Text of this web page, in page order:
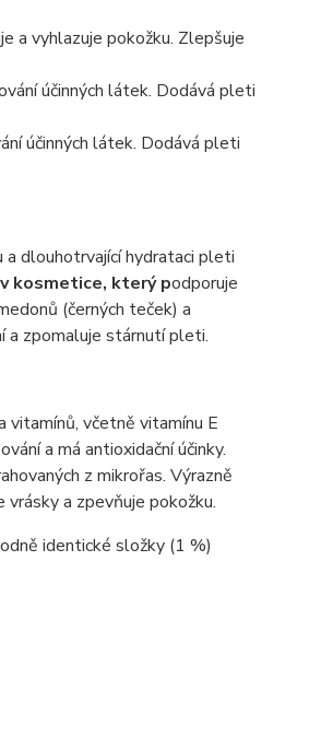
a vyhlazuje pokožku. Zlepšuje
účinných látek. Dodává pleti
účinných látek. Dodává pleti
dlouhotrvající hydrataci pleti
kosmetice, který podporuje
(černých teček) a
a zpomaluje stárnutí pleti.
vitamínů, včetně vitamínu E
a má antioxidační účinky.
z mikrořas. Výrazně
a zpevňuje pokožku.
identické složky (1 %)